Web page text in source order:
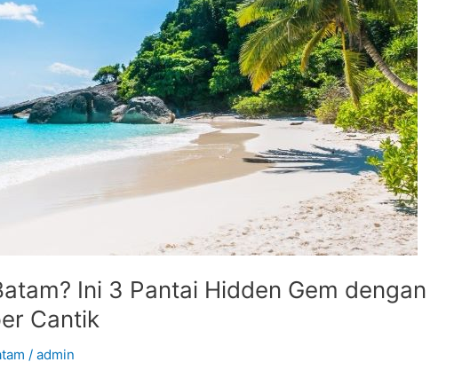
Ini 3 Pantai Hidden Gem dengan
Cantik
/ admin